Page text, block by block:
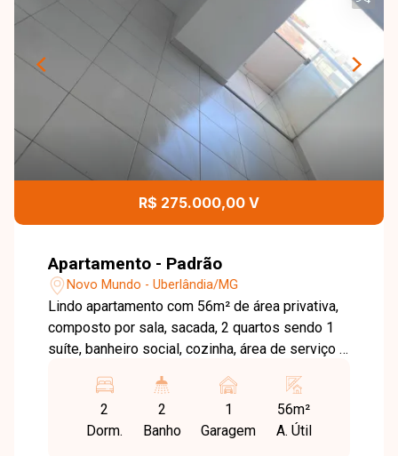
R$ 275.000,00 V
Apartamento - Padrão
Novo Mundo - Uberlândia/MG
Lindo apartamento com 56m² de área privativa,
composto por sala, sacada, 2 quartos sendo 1
suíte, banheiro social, cozinha, área de serviço e
espaço gourmet, salão de festas, playground,
piscina e portaria 24 horas.
2
Dorm.
2
Banho
1
Garagem
56m²
A. Útil